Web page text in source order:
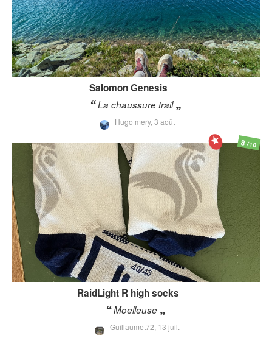
Salomon Genesis
La chaussure trail
Hugo mery, 3 août
RaidLight R high socks
Moelleuse
Guillaumet72, 13 juil.
8/10